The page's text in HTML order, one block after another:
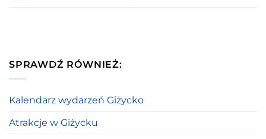
SPRAWDŹ RÓWNIEŻ:
Kalendarz wydarzeń Giżycko
Atrakcje w Giżycku